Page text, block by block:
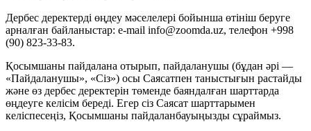
Дербес деректерді өңдеу мәселелері бойынша өтініш беруге
арналған байланыстар: e-mail info@zoomda.uz, телефон +998
(90) 823-33-83.
Қосымшаны пайдалана отырып, пайдаланушы (бұдан әрі —
«Пайдаланушы», «Сіз») осы Саясатпен таныстығын растайды
және өз дербес деректерін төменде баяндалған шарттарда
өңдеуге келісім береді. Егер сіз Саясат шарттарымен
келіспесеңіз, Қосымшаны пайдаланбауыңызды сұраймыз.